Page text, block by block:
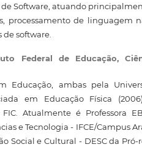
Software, atuando
processamento de linguagem
software.
Federal de Educação,
Educação, ambas pela
em Educação Física
Atualmente é Professora
e Tecnologia - IFCE/Campus
Social e Cultural - DESC da Pró-